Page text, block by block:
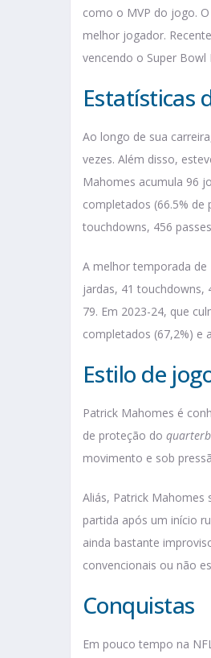
como o MVP do jogo. O
melhor jogador.
vencendo o Super
Estatísticas
Ao longo de sua
vezes. Além disso,
Mahomes acumula 96
completados (66.5% de
touchdowns, 456
A melhor temporada de
jardas, 41 touchdowns,
79. Em 2023-24, que
completados (67,2%) e
Estilo de
Patrick Mahomes é
de proteção do
movimento e sob
Aliás, Patrick Mahomes
partida após um início
ainda bastante
convencionais ou não
Conquistas
Em pouco tempo na